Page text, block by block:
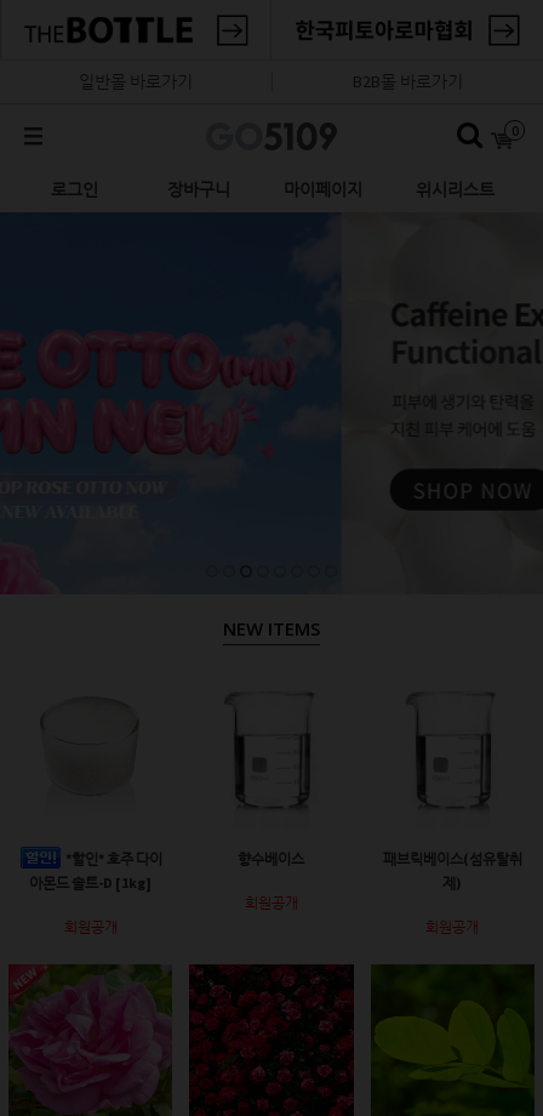
일반몰 바로가기 B2B몰 바로가기
0
로그인 장바구니 마이페이지 위시리스트
NEW ITEMS
*할인* 호주 다이
아몬드 솔트-D [1kg]
회원공개
향수베이스
회원공개
패브릭베이스(섬유탈취
제)
회원공개